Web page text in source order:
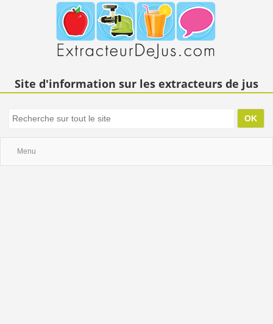
Site d'information sur les extracteurs de jus
Menu